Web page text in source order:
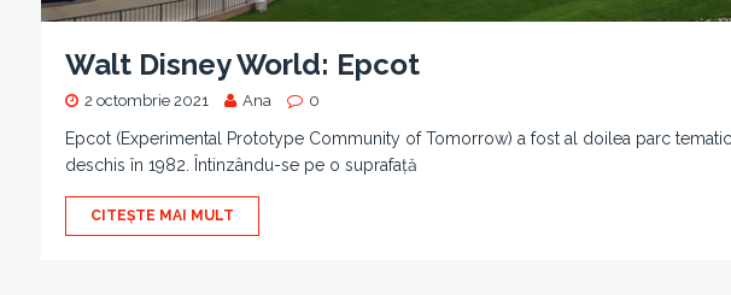
Walt Disney World: Epcot
2 octombrie 2021 Ana 0
Epcot (Experimental Prototype Community of Tomorrow) a fost al doilea parc
deschis în 1982. Întinzându-se pe o suprafață
CITEȘTE MAI MULT